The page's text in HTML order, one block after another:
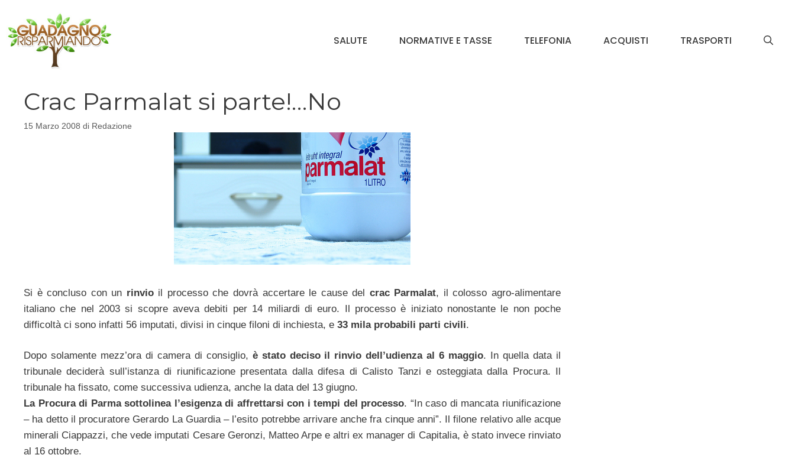
contenuto
SALUTE NORMATIVE E TASSE TELEFONIA ACQUISTI TRASPORTI
Crac Parmalat si parte!…No
15 Marzo 2008 di Redazione
Si è concluso con un rinvioil processo che dovrà accertare le cause del crac Parmalat, il colosso agro-alimentare
italiano che nel 2003 si scopre aveva debiti per 14 miliardi di euro. Il processo è iniziato nonostante le non poche
difficoltà ci sono infatti 56 imputati, divisi in cinque filoni di inchiesta, e 33 mila probabili parti civili.
Dopo solamente mezz’ora di camera di consiglio, è stato deciso il rinvio dell’udienza al 6 maggio. In quella data il
tribunale deciderà sull’istanza di riunificazione presentata dalla difesa di Calisto Tanzi e osteggiata dalla Procura. Il
tribunale ha fissato, come successiva udienza, anche la data del 13 giugno.
La Procura di Parma sottolinea l’esigenza di affrettarsi con i tempi del processo. “In caso di mancata riunificazione
– ha detto il procuratore Gerardo La Guardia – l’esito potrebbe arrivare anche fra cinque anni”. Il filone relativo alle acque
minerali Ciappazzi, che vede imputati Cesare Geronzi, Matteo Arpe e altri ex manager di Capitalia, è stato invece rinviato
al 16 ottobre.